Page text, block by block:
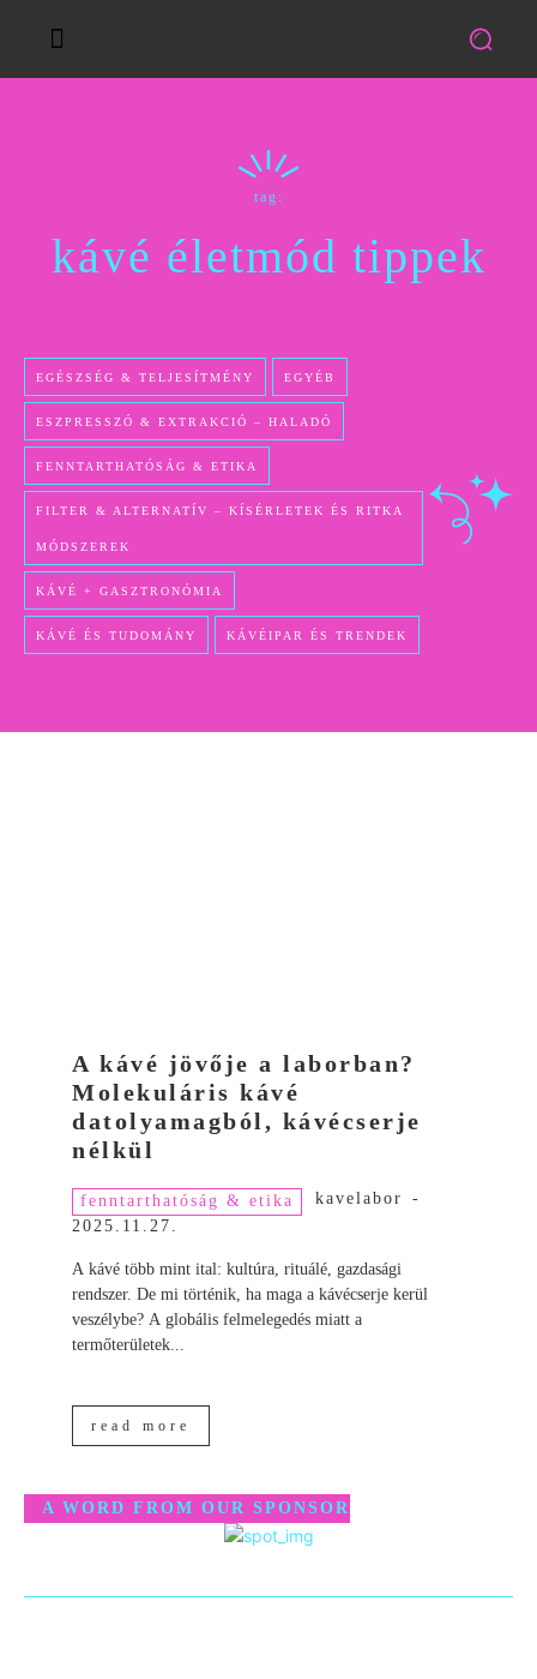
tag:
kávé életmód tippek
EGÉSZSÉG & TELJESÍTMÉNY EGYÉB
ESZPRESSZÓ & EXTRAKCIÓ – HALADÓ
FENNTARTHATÓSÁG & ETIKA
FILTER & ALTERNATÍV – KÍSÉRLETEK ÉS RITKA
MÓDSZEREK
KÁVÉ + GASZTRONÓMIA
KÁVÉ ÉS TUDOMÁNY KÁVÉIPAR ÉS TRENDEK
A kávé jövője a laborban?
Molekuláris kávé
datolyamagból, kávécserje
nélkül
fenntarthatóság & etika kavelabor
-
2025.11.27.
A kávé több mint ital: kultúra, rituálé, gazdasági
rendszer. De mi történik, ha maga a kávécserje kerül
veszélybe? A globális felmelegedés miatt a
termőterületek...
read more
A WORD FROM OUR SPONSOR